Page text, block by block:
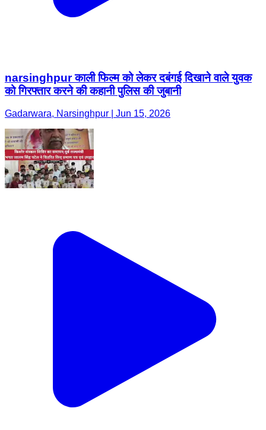
narsinghpur काली फिल्म को लेकर दबंगई दिखाने वाले युवक
को गिरफ्तार करने की कहानी पुलिस की जुबानी
Gadarwara, Narsinghpur | Jun 15, 2026